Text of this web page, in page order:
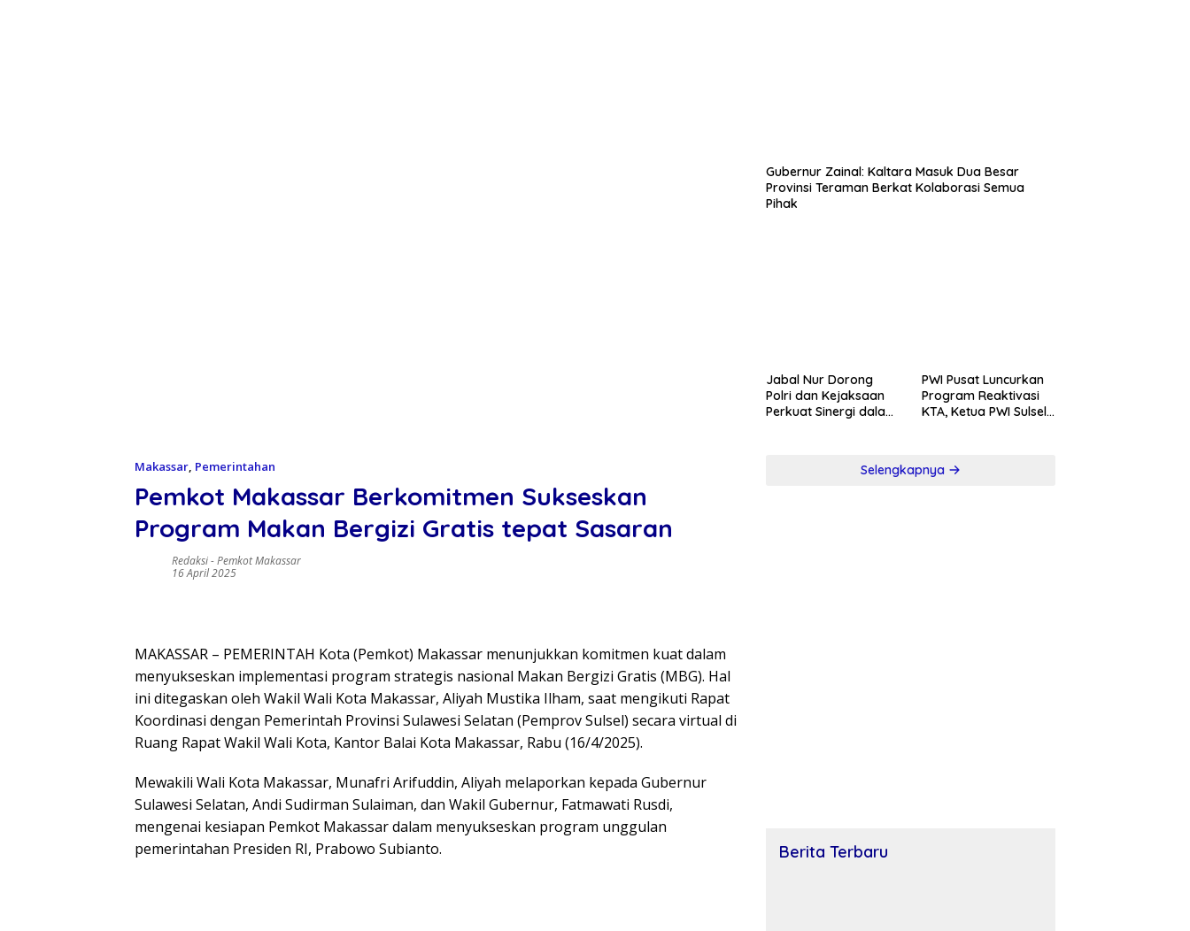
Makassar Pemerintahan
Pemkot Makassar Berkomitmen Sukseskan
Program Makan Bergizi Gratis tepat Sasaran
Redaksi-Pemkot Makassar
16 April 2025
MAKASSAR – PEMERINTAH Kota (Pemkot) Makassar menunjukkan komitmen kuat dalam
menyukseskan implementasi program strategis nasional Makan Bergizi Gratis (MBG). Hal
ini ditegaskan oleh Wakil Wali Kota Makassar, Aliyah Mustika Ilham, saat mengikuti Rapat
Koordinasi dengan Pemerintah Provinsi Sulawesi Selatan (Pemprov Sulsel) secara virtual di
Ruang Rapat Wakil Wali Kota, Kantor Balai Kota Makassar, Rabu (16/4/2025).
Mewakili Wali Kota Makassar, Munafri Arifuddin, Aliyah melaporkan kepada Gubernur
Sulawesi Selatan, Andi Sudirman Sulaiman, dan Wakil Gubernur, Fatmawati Rusdi,
mengenai kesiapan Pemkot Makassar dalam menyukseskan program unggulan
pemerintahan Presiden RI, Prabowo Subianto.
Gubernur Zainal: Kaltara Masuk Dua Besar
Provinsi Teraman Berkat Kolaborasi Semua
Pihak
Jabal Nur Dorong
Polri dan Kejaksaan
Perkuat Sinergi dalam
PWI Pusat Luncurkan
Program Reaktivasi
KTA, Ketua PWI Sulsel
Selengkapnya
Berita Terbaru